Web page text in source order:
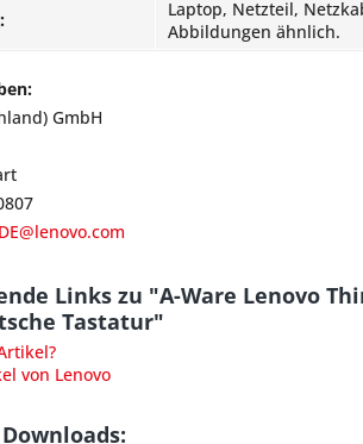
Laptop, Netzteil,
Abbildungen ähnlich.
GmbH
Links zu "A-Ware Lenovo
Tastatur"
von Lenovo